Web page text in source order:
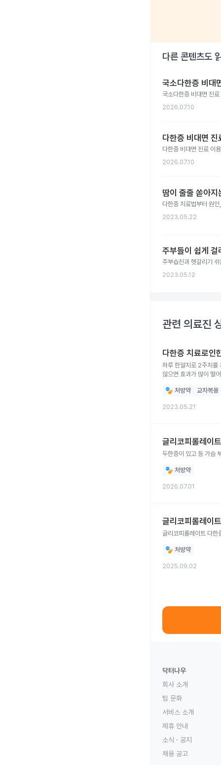
다른 콘텐츠도
국소다한증 비대
국소다한증 비대면 진
2026.07.10
다한증 비대면
다한증 비대면 진료 이
2026.07.10
땀이 줄줄 쏟아
다한증 치료법부터 원
2023.05.22
주부들이 쉽게
주부습진과 헷갈리기
2023.05.12
관련 의료진
다한증 치료로인
하루 한알치로 2주치를 처방 받았습니다.
처방약 교차복용
2023.05.21
글리코피롤레이
두한증이 있고 등 가슴
처방약
2026.07.01
글리코피롤레이
글리코피롤레이트 다한
처방약
2025.09.02
닥터나우
회사 소개
팀 문화
서비스 소개
제휴 안내
소식 · 공지
채용 공고